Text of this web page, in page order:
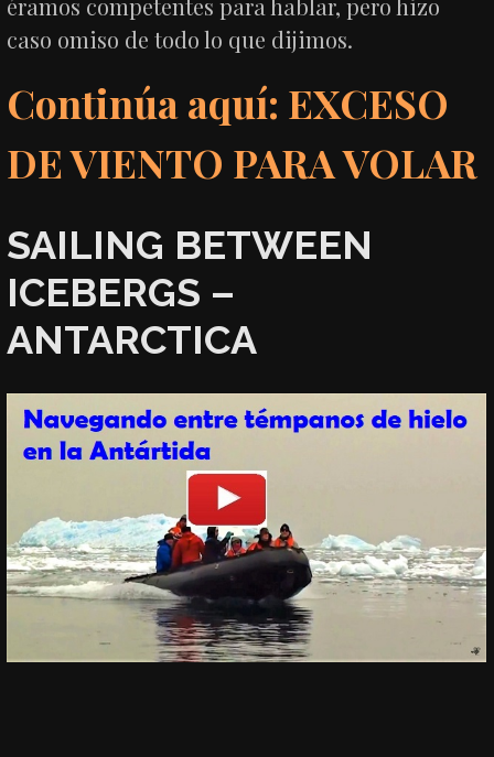
caso omiso de todo lo que dijimos.
Continúa aquí: EXCESO
DE VIENTO PARA VOLAR
SAILING BETWEEN
ICEBERGS –
ANTARCTICA